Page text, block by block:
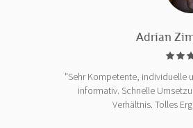
Adrian
"Sehr Kompetente, individuelle
informativ. Schnelle
Verhältnis. Tolles